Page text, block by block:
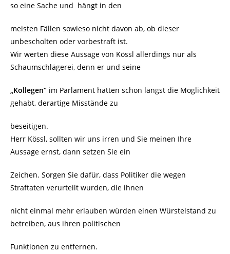
so eine Sache und hängt in den
meisten Fällen sowieso nicht davon ab, ob dieser
unbescholten oder vorbestraft ist.
Wir werten diese Aussage von Kössl allerdings nur als
Schaumschlägerei, denn er und seine
„Kollegen“ im Parlament hätten schon längst die Möglichkeit
gehabt, derartige Misstände zu
beseitigen.
Herr Kössl, sollten wir uns irren und Sie meinen Ihre
Aussage ernst, dann setzen Sie ein
Zeichen. Sorgen Sie dafür, dass Politiker die wegen
Straftaten verurteilt wurden, die ihnen
nicht einmal mehr erlauben würden einen Würstelstand zu
betreiben, aus ihren politischen
Funktionen zu entfernen.